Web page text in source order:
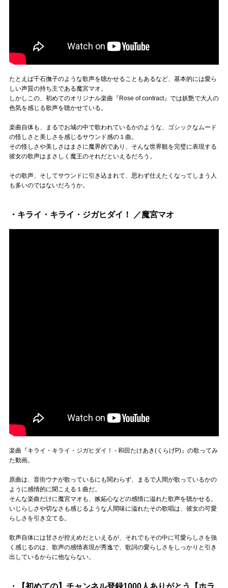
たとえば千石撫子のような歌声を聴かせることもあるなど、基本的には愛ら
しい声質の持ち主である魔宮マオ。
しかしこの、初めてのオリジナル楽曲『Rose of contract』では妖艶で大人の
色気を感じる歌声を聴かせている。
楽曲自体も、まるでお城の中で歌われているかのような、ゴシックなムード
の怪しさと美しさを感じるサウンド感の１曲。
その怪しさや美しさはまさに魔界的であり、そんな世界観を完璧に表現する
彼女の歌声はまさしく魔王のそれだといえるだろう。
その歌声、そしてサウンドに引き込まれて、思わず仕えたくなってしまう人
も多いのではないだろうか。
・キライ・キライ・ジガヒダイ！ ／魔宮マオ
楽曲『キライ・キライ・ジガヒダイ！ - 和田たけあき(くらげP)』の歌ってみ
た動画。
原曲は、音街ウナが歌っているにも関わらず、まるで人間が歌っているかの
ように感情的に聞こえる１曲だ。
そんな楽曲だけに魔宮マオも、嫉妬心などの感情に溢れた歌声を聴かせる。
いじらしさや切なさも感じるような人間味に溢れたその歌唱は、彼女の可愛
らしさを引き立てる。
歌声自体には甘さが控えめだといえるが、それでもその中に可愛らしさを強
く感じるのは、歌声の感情表現が秀逸で、歌詞の愛らしさをしっかりと引き
出しているからに他ならない。
・【初めての】チャンネル登録1000人ありがとう【ホラ